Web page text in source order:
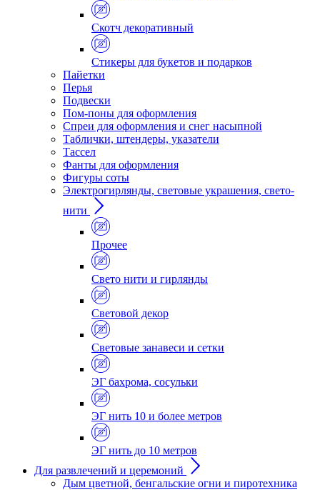
Скотч декоративный
Стикеры для букетов и подарков
Пайетки
Перья
Подвески
Пом-поны для оформления
Спреи для оформления и снег насыпной
Таблички, штендеры, указатели
Тассел
Фанты для оформления
Фигуры соты
Электрогирлянды, световые украшения, свето-
нити
Прочее
Свето нити и гирлянды
Световой декор
Световые занавеси и сетки
ЭГ бахрома, сосульки
ЭГ нить 10 и более метров
ЭГ нить до 10 метров
Для развлечений и церемоний
Дым цветной, бенгальские огни и пиротехника